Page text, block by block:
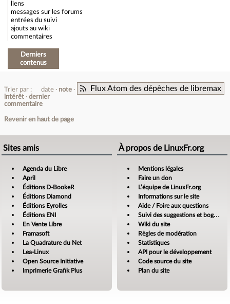
liens
messages sur les forums
entrées du suivi
ajouts au wiki
commentaires
Derniers
contenus
Flux Atom des dépêches de libremax
Trier par : date
note
intérêt
dernier
commentaire
Revenir en haut de page
Sites amis
Agenda du Libre
April
Éditions D-BookeR
Éditions Diamond
Éditions Eyrolles
Éditions ENI
En Vente Libre
Framasoft
La Quadrature du Net
Lea-Linux
Open Source Initiative
Imprimerie Grafik Plus
À propos de LinuxFr.org
Mentions légales
Faire un don
L’équipe de LinuxFr.org
Informations sur le site
Aide / Foire aux questions
Suivi des suggestions et bogues
Wiki du site
Règles de modération
Statistiques
API pour le développement
Code source du site
Plan du site